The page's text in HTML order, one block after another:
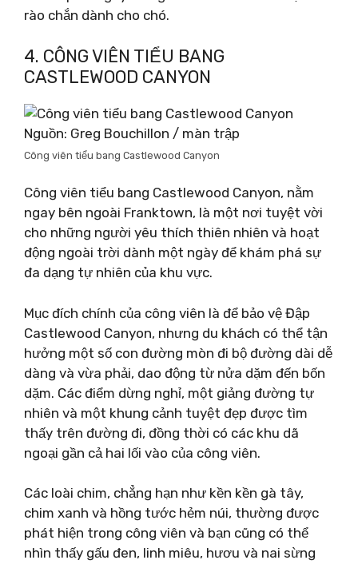
rào chắn dành cho chó.
4. CÔNG VIÊN TIỂU BANG
CASTLEWOOD CANYON
Nguồn: Greg Bouchillon / màn trập
Công viên tiểu bang Castlewood Canyon
Công viên tiểu bang Castlewood Canyon, nằm
ngay bên ngoài Franktown, là một nơi tuyệt vời
cho những người yêu thích thiên nhiên và hoạt
động ngoài trời dành một ngày để khám phá sự
đa dạng tự nhiên của khu vực.
Mục đích chính của công viên là để bảo vệ Đập
Castlewood Canyon, nhưng du khách có thể tận
hưởng một số con đường mòn đi bộ đường dài dễ
dàng và vừa phải, dao động từ nửa dặm đến bốn
dặm. Các điểm dừng nghỉ, một giảng đường tự
nhiên và một khung cảnh tuyệt đẹp được tìm
thấy trên đường đi, đồng thời có các khu dã
ngoại gần cả hai lối vào của công viên.
Các loài chim, chẳng hạn như kền kền gà tây,
chim xanh và hồng tước hẻm núi, thường được
phát hiện trong công viên và bạn cũng có thể
nhìn thấy gấu đen, linh miêu, hươu và nai sừng